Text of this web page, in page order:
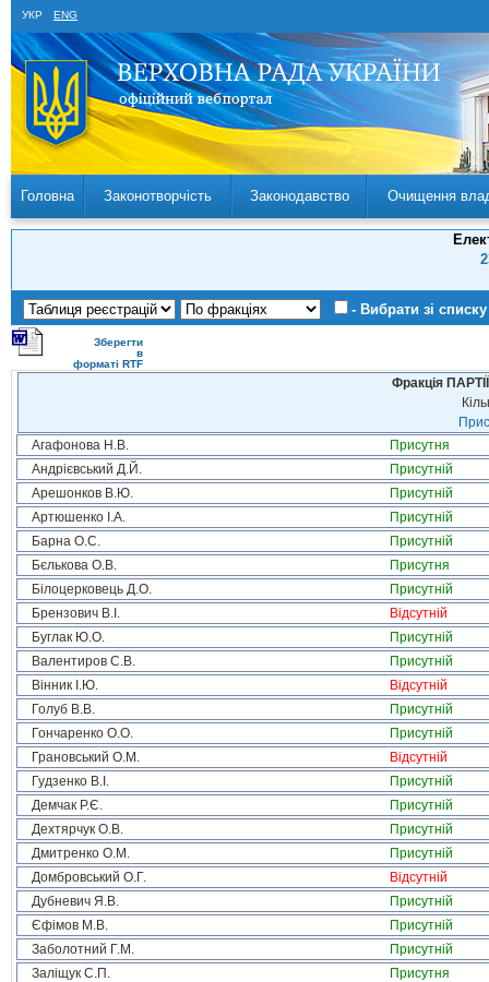
УКР ENG
Головна Законотворчість Законодавство Очищення
- Вибрати зі списку
Зберегти
в
форматі RTF
Фракція
Агафонова Н.В.
Присутня
Андрієвський Д.Й.
Присутній
Арешонков В.Ю.
Присутній
Артюшенко І.А.
Присутній
Барна О.С.
Присутній
Бєлькова О.В.
Присутня
Білоцерковець Д.О.
Присутній
Брензович В.І.
Відсутній
Буглак Ю.О.
Присутній
Валентиров С.В.
Присутній
Вінник І.Ю.
Відсутній
Голуб В.В.
Присутній
Гончаренко О.О.
Присутній
Грановський О.М.
Відсутній
Гудзенко В.І.
Присутній
Демчак Р.Є.
Присутній
Дехтярчук О.В.
Присутній
Дмитренко О.М.
Присутній
Домбровський О.Г.
Відсутній
Дубневич Я.В.
Присутній
Єфімов М.В.
Присутній
Заболотний Г.М.
Присутній
Заліщук С.П.
Присутня